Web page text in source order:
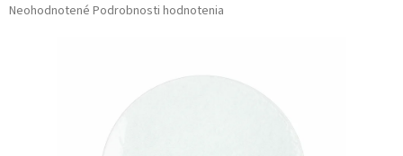
Priemerné
Neohodnotené Podrobnosti hodnotenia